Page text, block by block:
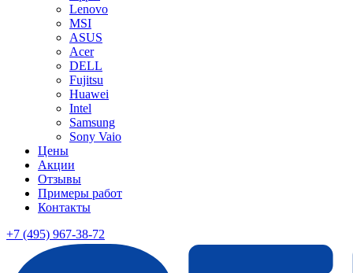
Lenovo
MSI
ASUS
Acer
DELL
Fujitsu
Huawei
Intel
Samsung
Sony Vaio
Цены
Акции
Отзывы
Примеры работ
Контакты
+7 (495) 967-38-72